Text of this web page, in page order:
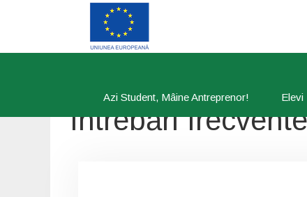
Azi Student, Mâine Antreprenor! Elevi
Întrebări